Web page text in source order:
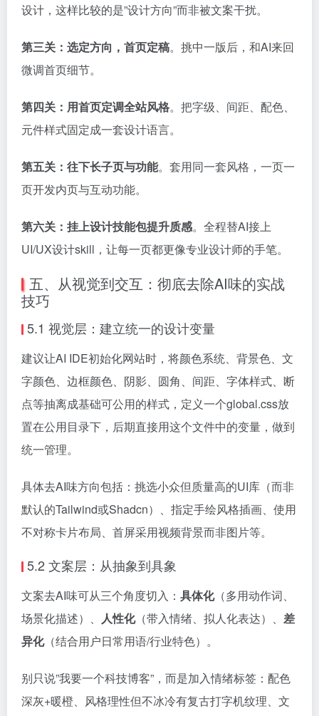
设计，这样比较的是”设计方向”而非被文案干扰。
第三关：选定方向，首页定稿。挑中一版后，和AI来回
微调首页细节。
第四关：用首页定调全站风格。把字级、间距、配色、
元件样式固定成一套设计语言。
第五关：往下长子页与功能。套用同一套风格，一页一
页开发内页与互动功能。
第六关：挂上设计技能包提升质感。全程替AI接上
UI/UX设计skill，让每一页都更像专业设计师的手笔。
五、从视觉到交互：彻底去除AI味的实战
技巧
5.1 视觉层：建立统一的设计变量
建议让AI IDE初始化网站时，将颜色系统、背景色、文
字颜色、边框颜色、阴影、圆角、间距、字体样式、断
点等抽离成基础可公用的样式，定义一个global.css放
置在公用目录下，后期直接用这个文件中的变量，做到
统一管理。
具体去AI味方向包括：挑选小众但质量高的UI库（而非
默认的Tailwind或Shadcn）、指定手绘风格插画、使用
不对称卡片布局、首屏采用视频背景而非图片等。
5.2 文案层：从抽象到具象
文案去AI味可从三个角度切入： 具体化（多用动作词、
场景化描述）、 人性化（带入情绪、拟人化表达）、 差
异化（结合用户日常用语/行业特色）。
别只说”我要一个科技博客”，而是加入情绪标签：配色
深灰+暖橙、风格理性但不冰冷有复古打字机纹理、文